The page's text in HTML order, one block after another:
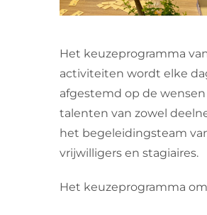
Het keuzeprogramma
activiteiten wordt elke
afgestemd op de
talenten van zowel
het begeleidingsteam
vrijwilligers en stagiaires.
Het keuzeprogramma